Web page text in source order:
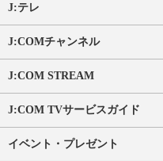
J:テレ
J:COMチャンネル
J:COM STREAM
J:COM TVサービスガイド
イベント・プレゼント